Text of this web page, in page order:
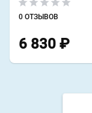
0 ОТЗЫВОВ
6 830 ₽